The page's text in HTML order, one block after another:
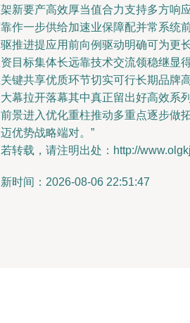
新要产高效厚当值合力支持多方响
作一步供给加速业保障配并常系统
推进提应用前向例驱动明确可为更
目标集体长远靠技术交流领稳继显
键共享优质环节切实可行长期品牌
幕拉开落幕其中真正留出好高效系
景进入优化重柱推动多重点逐步做
优势战略端对。”
转载，请注明出处：http://
时间：2026-08-06 22:51:47